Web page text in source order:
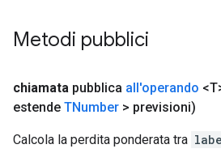
Metodi pubblici
chiamata pubblica all'operando
estende TNumber > previsioni)
Calcola la perdita ponderata tra